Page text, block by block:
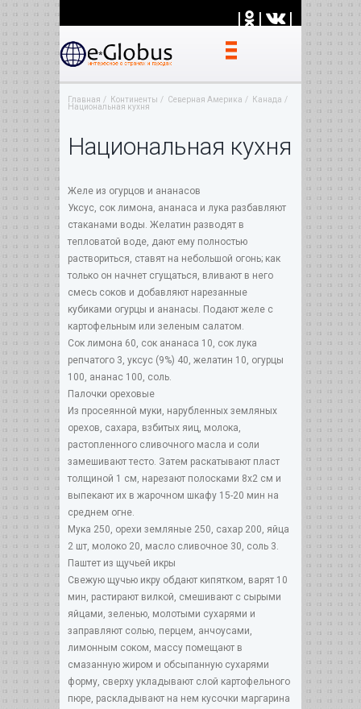
| | |
Главная Континенты Северная Америка
Канада
Национальная кухня
Национальная кухня
Желе из огурцов и ананасов
Уксус, сок лимона, ананаса и лука разбавляют
стаканами воды. Желатин разводят в
тепловатой воде, дают ему полностью
раствориться, ставят на небольшой огонь; как
только он начнет сгущаться, вливают в него
смесь соков и добавляют нарезанные
кубиками огурцы и ананасы. Подают желе с
картофельным или зеленым салатом.
Сок лимона 60, сок ананаса 10, сок лука
репчатого 3, уксус (9%) 40, желатин 10, огурцы
100, ананас 100, соль.
Палочки ореховые
Из просеянной муки, нарубленных земляных
орехов, сахара, взбитых яиц, молока,
растопленного сливочного масла и соли
замешивают тесто. Затем раскатывают пласт
толщиной 1 см, нарезают полосками 8х2 см и
выпекают их в жарочном шкафу 15-20 мин на
среднем огне.
Мука 250, орехи земляные 250, сахар 200, яйца
2 шт, молоко 20, масло сливочное 30, соль 3.
Паштет из щучьей икры
Свежую щучью икру обдают кипятком, варят 10
мин, растирают вилкой, смешивают с сырыми
яйцами, зеленью, молотыми сухарями и
заправляют солью, перцем, анчоусами,
лимонным соком, массу помещают в
смазанную жиром и обсыпанную сухарями
форму, сверху укладывают слой картофельного
пюре, раскладывают на нем кусочки маргарина